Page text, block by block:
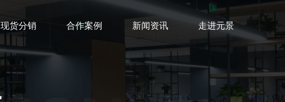
现货分销 合作案例 新闻资讯 走进元景